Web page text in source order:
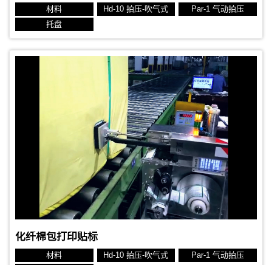
材料 Hd-10 拍压-吹气式
Par-1 气动拍压
托盘
化纤棉包打印贴标
材料 Hd-10 拍压-吹气式
Par-1 气动拍压
标签规格：60x50 mm 热转印标签